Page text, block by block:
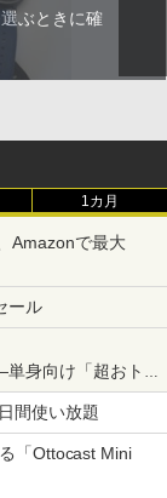
ぶときに確
1カ月
Amazonで最大
ール
身向け「超おトク
間使い放題
「Ottocast Mini